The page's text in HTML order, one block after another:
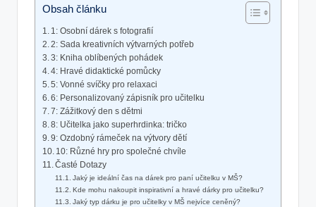
Obsah článku
1: Osobní dárek s fotografií
2: Sada kreativních výtvarných potřeb
3: Kniha oblíbených pohádek
4: Hravé didaktické pomůcky
5: Vonné svíčky pro relaxaci
6: Personalizovaný zápisník pro učitelku
7: Zážitkový den s dětmi
8: Učitelka jako superhrdinka: tričko
9: Ozdobný rámeček na výtvory dětí
10: Různé hry pro společné chvíle
Časté Dotazy
Jaký je ideální čas na dárek pro paní učitelku v MŠ?
Kde mohu nakoupit inspirativní a hravé dárky pro učitelku?
Jaký typ dárku je pro učitelky v MŠ nejvíce ceněný?